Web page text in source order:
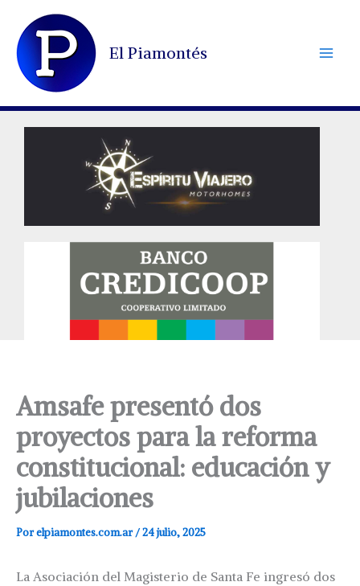
contenido
El Piamontés
Amsafe presentó dos
proyectos para la reforma
constitucional: educación y
jubilaciones
Porelpiamontes.com.ar/24 julio, 2025
La Asociación del Magisterio de Santa Fe ingresó dos